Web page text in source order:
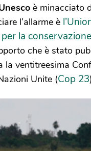
è minacciato
l’allarme è
la
che è stato
la ventitreesima
Unite (Cop 23